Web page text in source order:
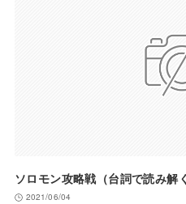
ソロモン攻略戦（台詞で読み解
2021/06/04